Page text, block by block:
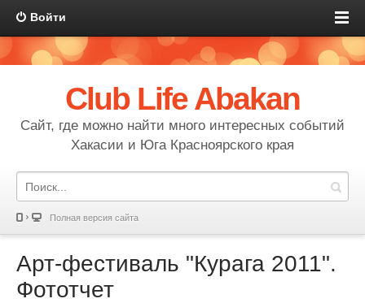
Войти
Club Life Abakan
Сайт, где можно найти много интересных событий
Хакасии и Юга Красноярского края
Полная версия сайта
Арт-фестиваль "Курага 2011".
Фототчет